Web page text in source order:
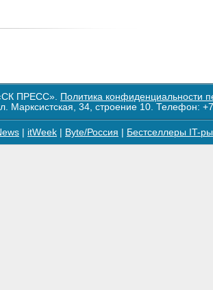
ПРЕСС». Политика конфиденциальности
Марксистская, 34, строение 10. Телефон:
itWeek Byte/Россия Бестселлеры IT-